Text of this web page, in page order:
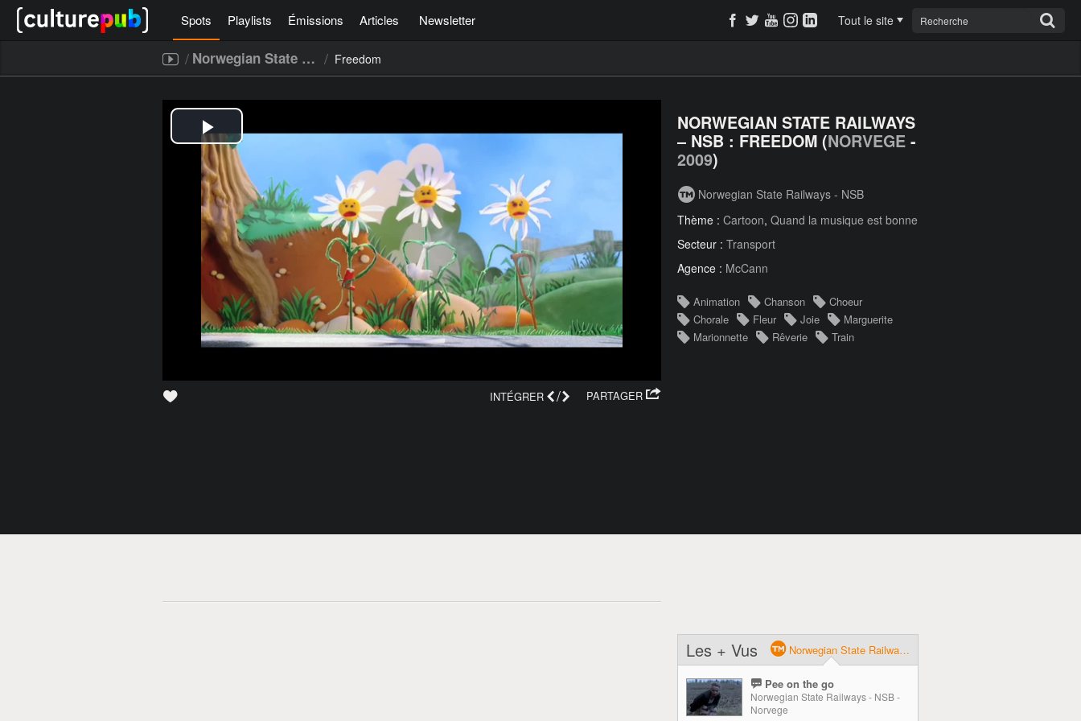
Spots Playlists Émissions Articles Newsletter Tout le site
/ Norwegian State Railways - NSB / Freedom
PARTAGER
INTÉGRER /
NORWEGIAN STATE RAILWAYS
– NSB : FREEDOM (NORVEGE -
2009)
Norwegian State Railways - NSB
Thème : Cartoon, Quand la musique est bonne
Secteur : Transport
Agence : McCann
Animation Chanson
Choeur
Chorale
Fleur Joie
Marguerite
Marionnette
Rêverie Train
Les + Vus Norwegian State Railways - NSB
Pee on the go
Norwegian State Railways - NSB -
Norvege